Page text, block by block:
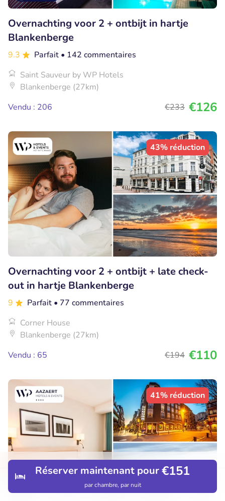
Restaurants Réservations
Réserver maintenant pour€151
par chambre, par nuit
Overnachting voor 2 + ontbijt in hartje
Blankenberge
9.3 Parfait • 142 commentaires
Saint Sauveur by WP Hotels
Blankenberge (27km)
Vendu : 206
€233 €126
43% réduction
Overnachting voor 2 + ontbijt + late check-
out in hartje Blankenberge
9 Parfait • 77 commentaires
Corner House
Blankenberge (27km)
Vendu : 65
€194 €110
41% réduction